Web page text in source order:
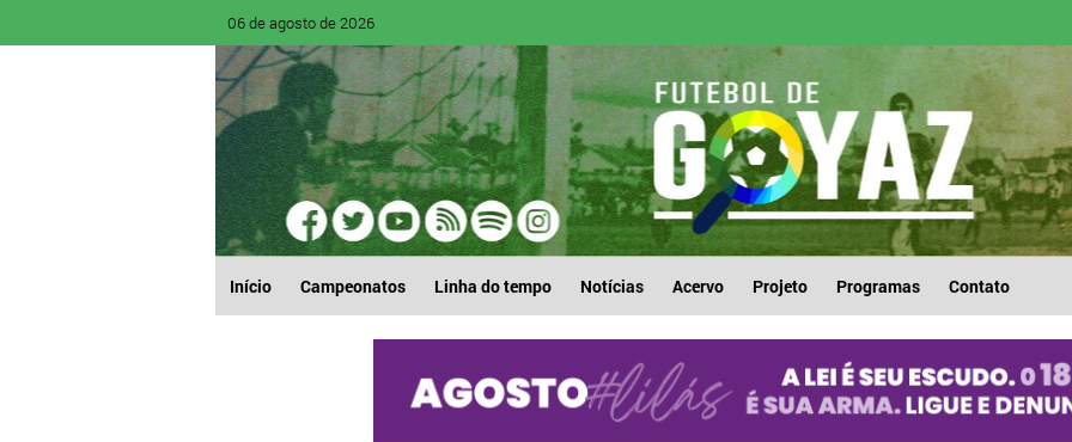
06 de agosto de 2026
Início Campeonatos Linha do tempo Notícias Acervo Projeto Programas Contato